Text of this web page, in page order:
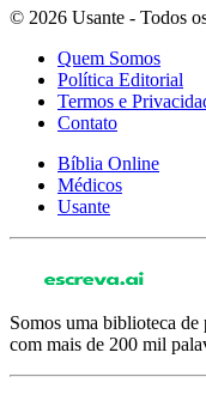
© 2026 Usante - Todos
Quem Somos
Política Editorial
Termos e
Contato
Bíblia Online
Médicos
Usante
Somos uma biblioteca
com mais de 200 mil